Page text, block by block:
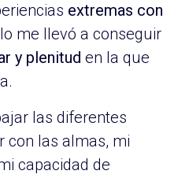
extremas con
me llevó a conseguir
y plenitud en la que
las diferentes
con las almas, mi
capacidad de